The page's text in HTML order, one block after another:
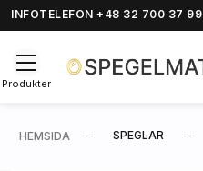
INFOTELEFON +48 32 700 37 99
Produkter
HEMSIDA SPEGLAR